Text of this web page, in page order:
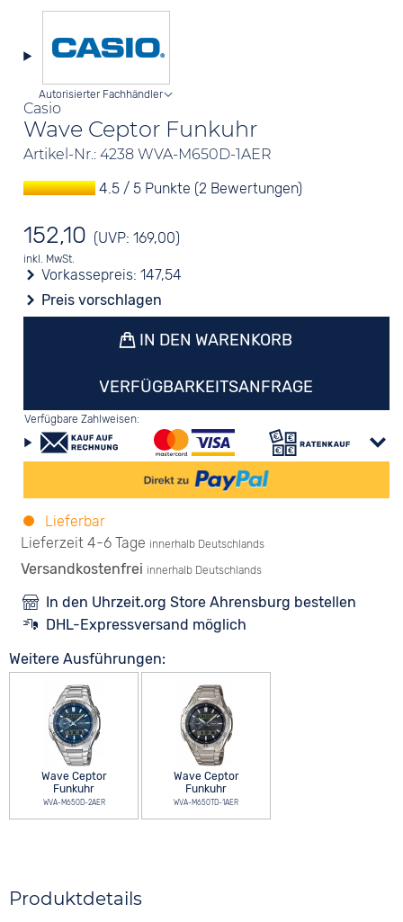
Casio
Wave Ceptor Funkuhr
Artikel-Nr.: 4238 WVA-M650D-1AER
Autorisierter Fachhändler
4.5 / 5 Punkte (2 Bewertungen)
152,10 (UVP: 169,00)
inkl. MwSt.
Vorkassepreis:147,54
Preis vorschlagen
IN DEN WARENKORB
VERFÜGBARKEITSANFRAGE
Verfügbare Zahlweisen:
Lieferbar
Lieferzeit 4-6 Tage innerhalb Deutschlands
Versandkostenfrei innerhalb Deutschlands
In den Uhrzeit.org Store Ahrensburg bestellen
DHL-Expressversand möglich
Weitere Ausführungen:
Wave Ceptor
Funkuhr
WVA-M650D-2AER
Wave Ceptor
Funkuhr
WVA-M650TD-1AER
Produktdetails